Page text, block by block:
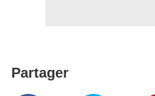
Partager